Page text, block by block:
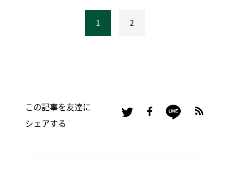
1 2
この記事を友達に
シェアする